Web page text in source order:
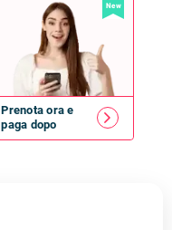
New
Prenota ora e
paga dopo